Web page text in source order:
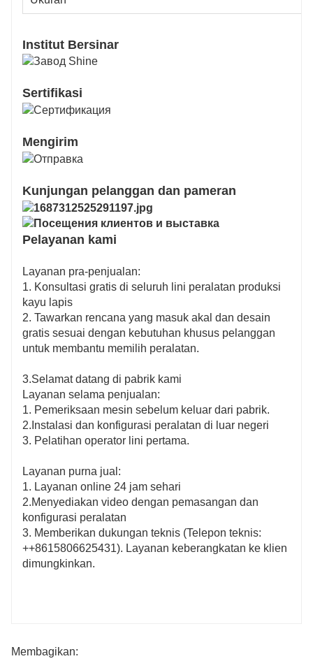
Institut Bersinar
Sertifikasi
Mengirim
Kunjungan pelanggan dan pameran
Pelayanan kami
Layanan pra-penjualan:
1. Konsultasi gratis di seluruh lini peralatan produksi
kayu lapis
2. Tawarkan rencana yang masuk akal dan desain
gratis sesuai dengan kebutuhan khusus pelanggan
untuk membantu memilih peralatan.
3.Selamat datang di pabrik kami
Layanan selama penjualan:
1. Pemeriksaan mesin sebelum keluar dari pabrik.
2.Instalasi dan konfigurasi peralatan di luar negeri
3. Pelatihan operator lini pertama.
Layanan purna jual:
1. Layanan online 24 jam sehari
2.Menyediakan video dengan pemasangan dan
konfigurasi peralatan
3. Memberikan dukungan teknis (Telepon teknis:
++8615806625431). Layanan keberangkatan ke klien
dimungkinkan.
Membagikan: